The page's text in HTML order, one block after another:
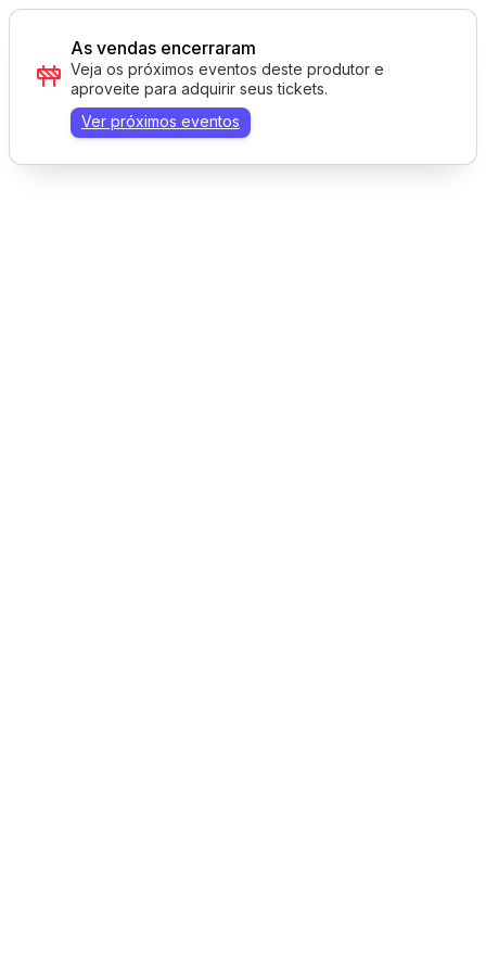
As vendas encerraram
Veja os próximos eventos deste produtor e
aproveite para adquirir seus tickets.
Ver próximos eventos